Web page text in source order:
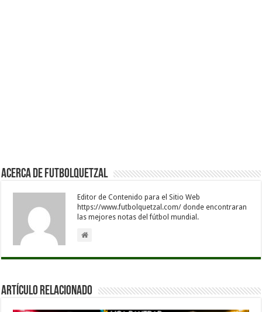
Acerca de Futbolquetzal
Editor de Contenido para el Sitio Web
https://www.futbolquetzal.com/ donde encontraran
las mejores notas del fútbol mundial.
Artículo Relacionado